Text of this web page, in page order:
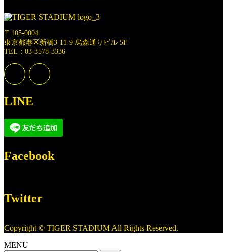
〒105-0004
東京都港区新橋3-11-9 烏森通りビル 5F
TEL：03-3578-3336
LINE
Facebook
Twitter
Copyright © TIGER STADIUM All Rights Reserved.
MENU